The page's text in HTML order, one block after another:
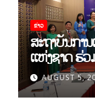
ຂ່າວ
ສະຖາບັນກາ
ແຫ່ງຊາດ ຮ່
ວິທະຍາສາດ
ການຮ່ວມມືທ
2030)
AUGUST 5,